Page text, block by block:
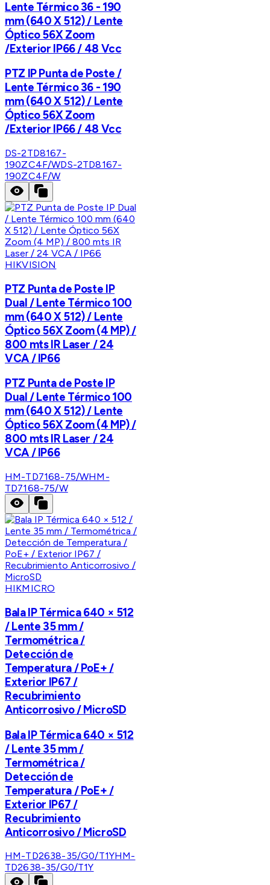
Lente Térmico 36 - 190
mm (640 X 512) / Lente
Óptico 56X Zoom
/Exterior IP66 / 48 Vcc
PTZ IP Punta de Poste /
Lente Térmico 36 - 190
mm (640 X 512) / Lente
Óptico 56X Zoom
/Exterior IP66 / 48 Vcc
DS-2TD8167-
190ZC4F/WDS-2TD8167-
190ZC4F/W
HIKVISION
PTZ Punta de Poste IP
Dual / Lente Térmico 100
mm (640 X 512) / Lente
Óptico 56X Zoom (4 MP) /
800 mts IR Laser / 24
VCA / IP66
PTZ Punta de Poste IP
Dual / Lente Térmico 100
mm (640 X 512) / Lente
Óptico 56X Zoom (4 MP) /
800 mts IR Laser / 24
VCA / IP66
HM-TD7168-75/WHM-
TD7168-75/W
HIKMICRO
Bala IP Térmica 640 × 512
/ Lente 35 mm /
Termométrica /
Detección de
Temperatura / PoE+ /
Exterior IP67 /
Recubrimiento
Anticorrosivo / MicroSD
Bala IP Térmica 640 × 512
/ Lente 35 mm /
Termométrica /
Detección de
Temperatura / PoE+ /
Exterior IP67 /
Recubrimiento
Anticorrosivo / MicroSD
HM-TD2638-35/G0/T1YHM-
TD2638-35/G0/T1Y